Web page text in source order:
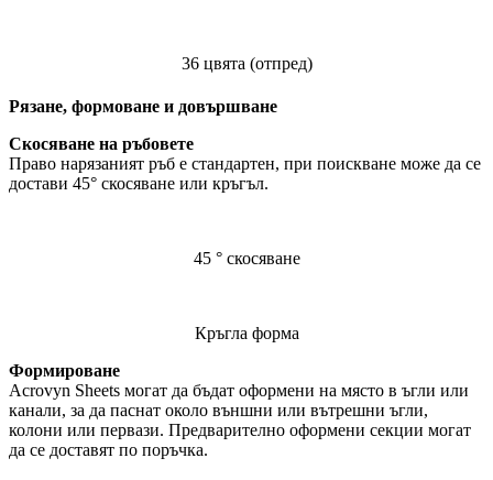
36 цвята (отпред)
Рязане, формоване и довършване
Скосяване на ръбовете
Право нарязаният ръб е стандартен, при поискване може да се
достави 45° скосяване или кръгъл.
45 ° скосяване
Кръгла форма
Формироване
Acrovyn Sheets могат да бъдат оформени на място в ъгли или
канали, за да паснат около външни или вътрешни ъгли,
колони или первази. Предварително оформени секции могат
да се доставят по поръчка.